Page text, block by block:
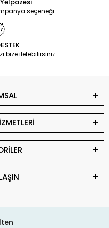
seçeneği
bize iletebilirsiniz.